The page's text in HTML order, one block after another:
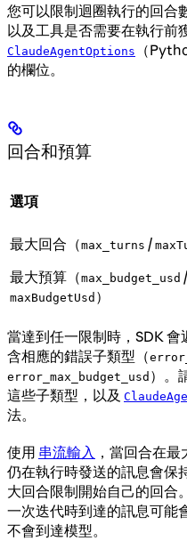
您可以限制迴圈執行的回合
以及工具是否需要在執行前
ClaudeAgentOptions （
的欄位。
回合和預算
選項
最大回合（max_turns /
最大預算（max_budget_usd /
maxBudgetUsd ）
當達到任一限制時，SDK 會
含相應的錯誤子類型（
error_max_budget_usd ）。
這些子類型，以及
法。
使用 串流輸入 ，當回合在
仍在執行時發送的訊息會保
大回合限制開始自己的回合
一次迭代時到達的訊息可能
不會到達模型。